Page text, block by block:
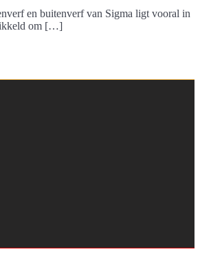
en buitenverf van Sigma ligt vooral in
om […]